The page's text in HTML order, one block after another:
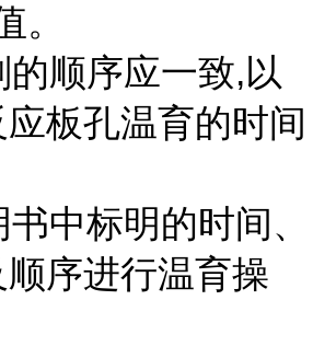
。
顺序应一致,以
板孔温育的时间
中标明的时间、
序进行温育操